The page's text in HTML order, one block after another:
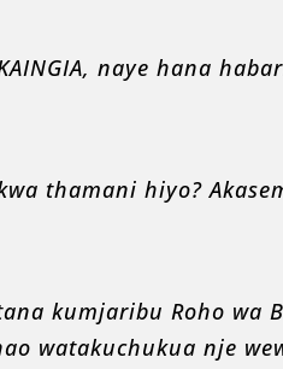
naye hana
thamani hiyo?
kumjaribu Roho wa
watakuchukua nje